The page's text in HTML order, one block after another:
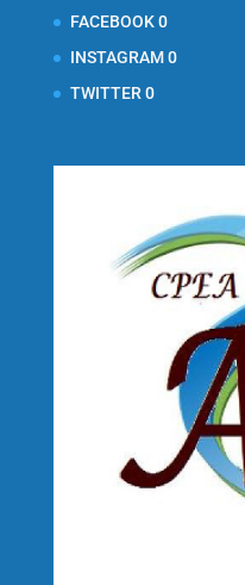
FACEBOOK0
INSTAGRAM0
TWITTER0